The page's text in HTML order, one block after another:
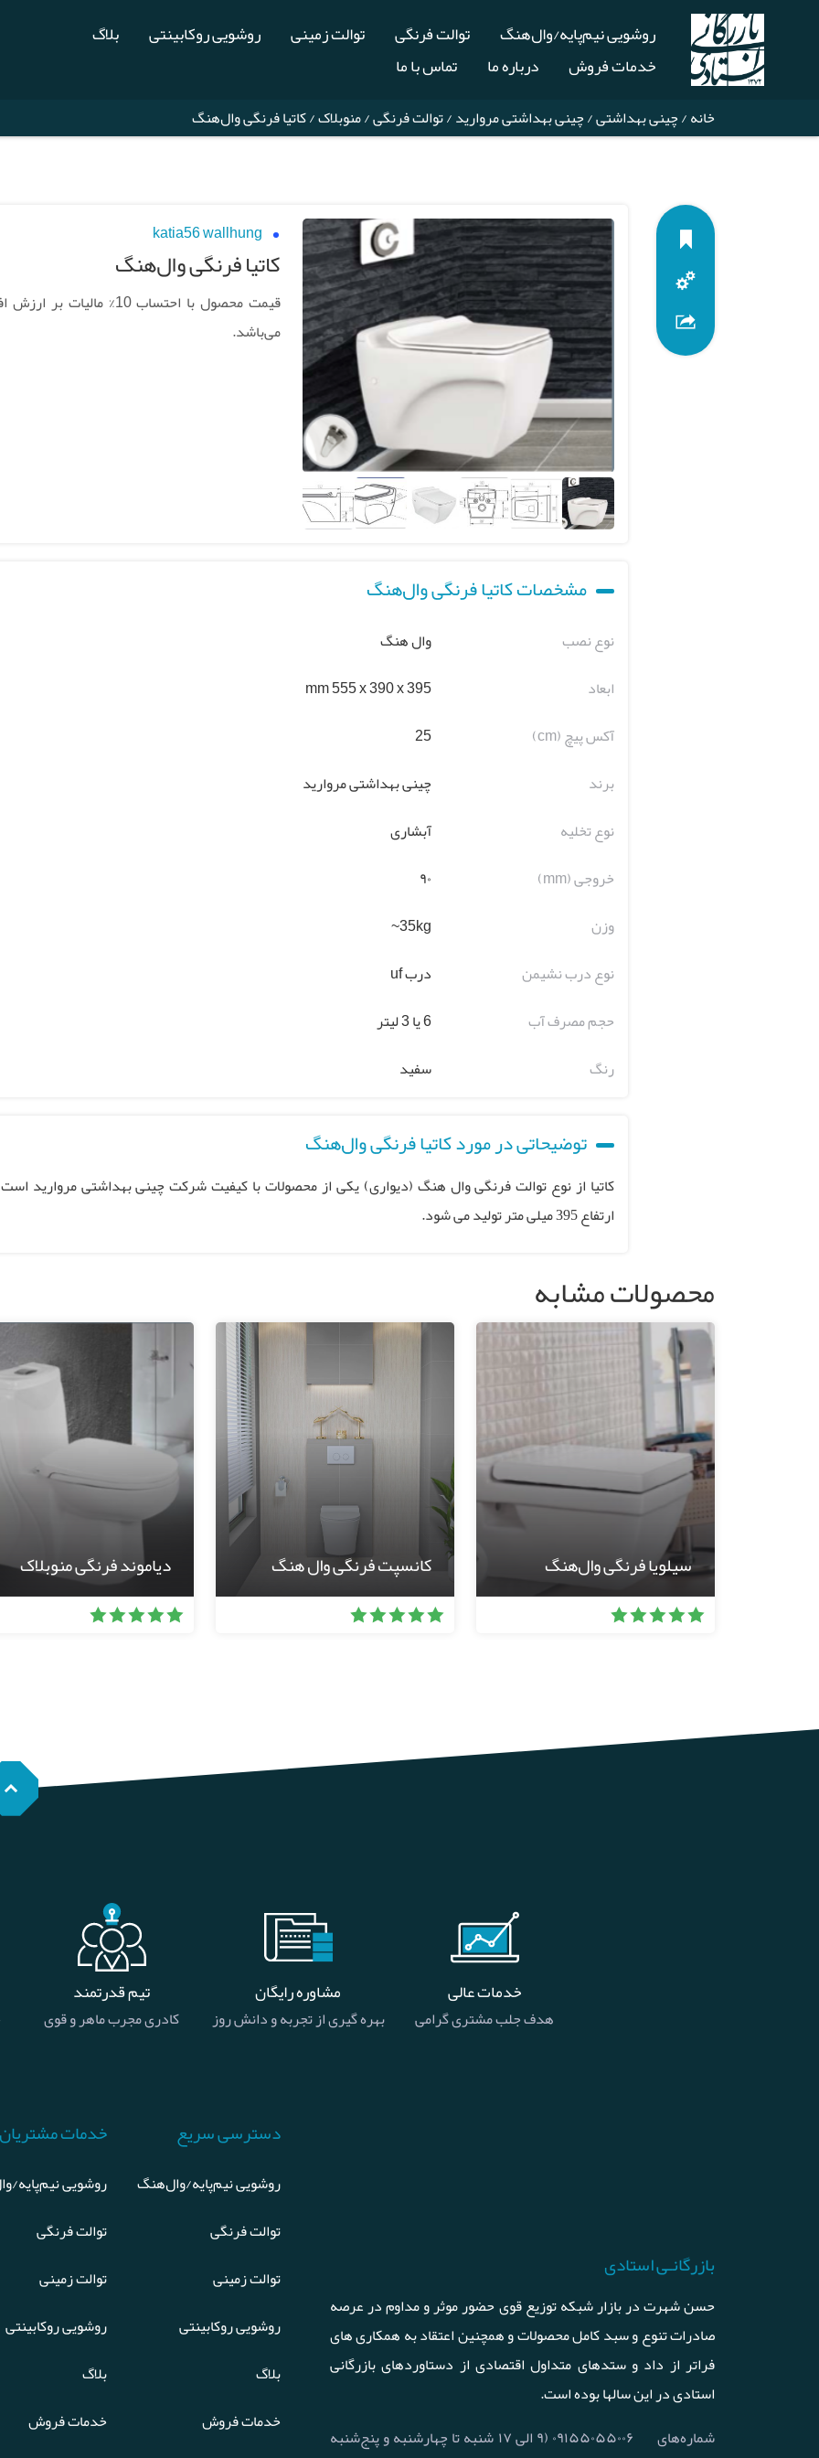
روشویی نیم‌پایه/وال‌هنگ توالت فرنگی توالت زمینی روشویی روکابینتی
بلاگ
خدمات فروش
درباره ما تماس با ما
خانه/چینی بهداشتی/چینی بهداشتی مروارید/توالت فرنگی/منوبلاک/ کاتیا فرنگی وال‌هنگ
katia56 wallhung
کاتیا فرنگی وال‌هنگ
قیمت محصول با احتساب 10% مالیات بر
می‌باشد.
مشخصات کاتیا فرنگی وال‌هنگ
نوع نصب
وال هنگ
ابعاد
mm 555 x 390 x 395
آکس پیچ (cm)
25
برند
چینی بهداشتی مروارید
نوع تخلیه
آبشاری
خروجی (mm)
۹۰
وزن
35kg~
نوع درب نشیمن
درب uf
حجم مصرف آب
6 یا 3 لیتر
رنگ
سفید
توضیحاتی در مورد کاتیا فرنگی وال‌هنگ
کاتیا از نوع توالت فرنگی وال هنگ (دیواری) یکی از محصولات با کیفیت شرکت چینی بهداشتی مروارید
ارتفاع 395 میلی متر تولید می شود.
محصولات مشابه
سیلویا فرنگی وال‌هنگ کانسپت فرنگی وال هنگ دیاموند فرنگی منوبلاک
خدمات عالی
هدف جلب مشتری گرامی
مشاوره رایگان
بهره گیری از تجربه و دانش روز
تیم قدرتمند
کادری مجرب ماهر و قوی
بازرگانـی استادی
حسن شهرت در بازار شبکه توزیع قوی حضور موثر و مداوم در عرصه
صادرات تنوع و سبد کامل محصولات و همچنین اعتقاد به همکاری های
فراتر از داد و ستدهای متداول اقتصادی از دستاوردهای بازرگانی
استادی در این سالها بوده است.
شماره‌های
۰۹۱۵۵۰۵۵۰۰۶ (۹ الی ۱۷ شنبه تا چهارشنبه و پنج‌شنبه
دسترسی سریع
روشویی نیم‌پایه/وال‌هنگ
توالت فرنگی
توالت زمینی
روشویی روکابینتی
بلاگ
خدمات فروش
خدمات مشتریان
روشویی نیم‌پایه/
توالت فرنگی
توالت زمینی
روشویی روکابینتی
بلاگ
خدمات فروش